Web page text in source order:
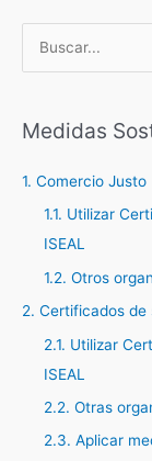
c
r
:
Medidas
1. Comercio Justo
1.1. Utilizar
ISEAL
1.2. Otros
2. Certificados de
2.1. Utilizar
ISEAL
2.2. Otras
2.3. Aplicar